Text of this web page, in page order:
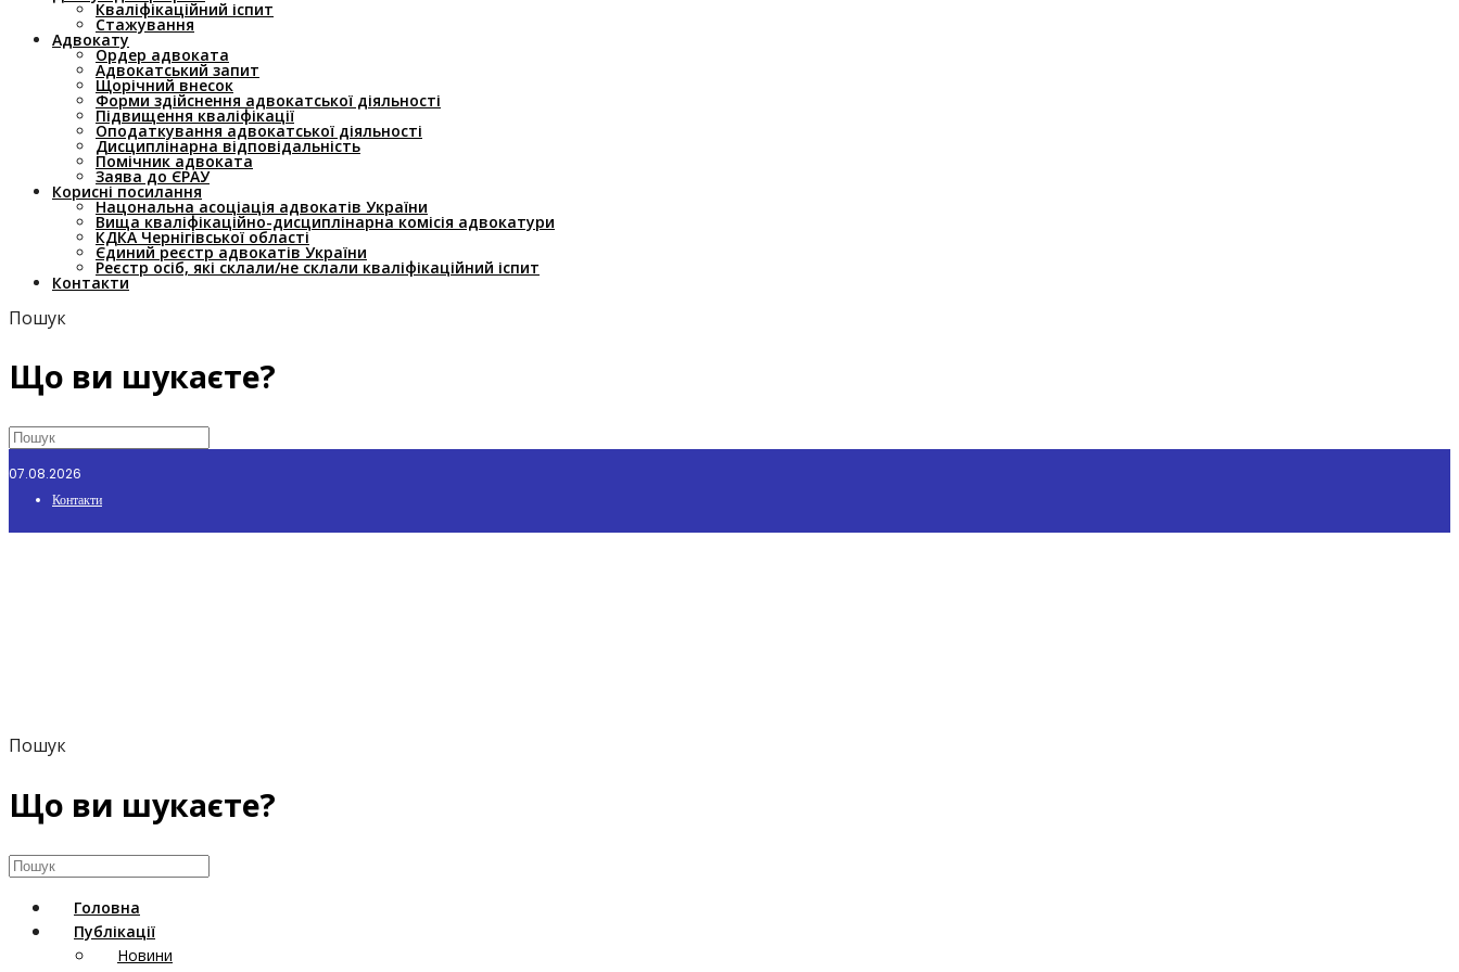
Кваліфікаційний іспит
Стажування
Адвокату
Ордер адвоката
Адвокатський запит
Щорічний внесок
Форми здійснення адвокатської діяльності
Підвищення кваліфікації
Оподаткування адвокатської діяльності
Дисциплінарна відповідальність
Помічник адвоката
Заява до ЄРАУ
Корисні посилання
Нацональна асоціація адвокатів України
Вища кваліфікаційно-дисциплінарна комісія адвокатури
КДКА Чернігівської області
Єдиний реєстр адвокатів України
Реєстр осіб, які склали/не склали кваліфікаційний іспит
Контакти
Пошук
Що ви шукаєте?
07.08.2026
Контакти
Пошук
Що ви шукаєте?
Головна
Публікації
Новини